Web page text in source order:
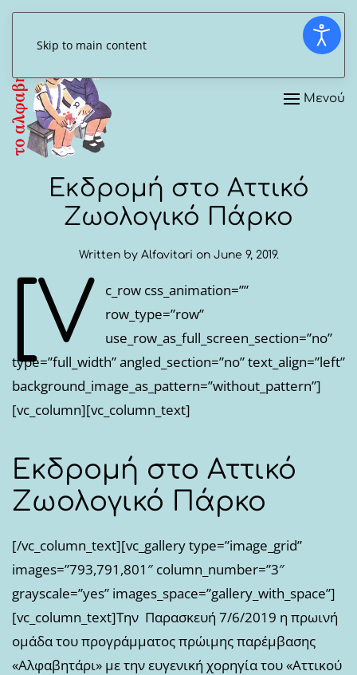
Skip to main content
Μενού
Εκδρομή στο Αττικό
Ζωολογικό Πάρκο
Written by Alfavitari on June 9, 2019.
[v
c_row css_animation=””
row_type=”row”
use_row_as_full_screen_section=”no”
type=”full_width” angled_section=”no” text_align=”left”
background_image_as_pattern=”without_pattern”]
[vc_column][vc_column_text]
Εκδρομή στο Αττικό
Ζωολογικό Πάρκο
[/vc_column_text][vc_gallery type=”image_grid”
images=”793,791,801″ column_number=”3″
grayscale=”yes” images_space=”gallery_with_space”]
[vc_column_text]Την Παρασκευή 7/6/2019 η πρωινή
ομάδα του προγράμματος πρώιμης παρέμβασης
«Αλφαβητάρι» με την ευγενική χορηγία του «Αττικού